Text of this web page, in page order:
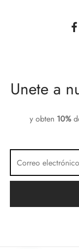
Unete a
y obten 10%